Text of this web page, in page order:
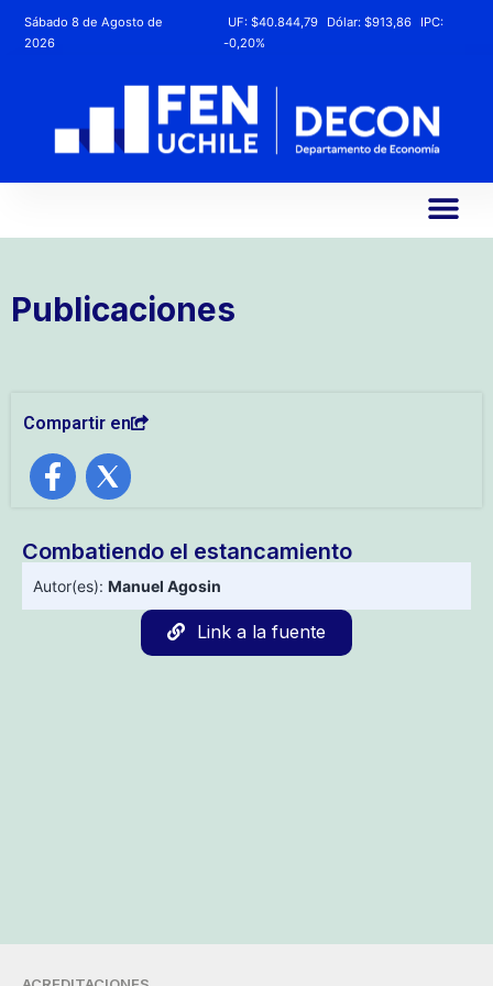
Sábado 8 de Agosto de
2026
UF:$40.844,79 Dólar:$913,86
IPC:
-0,20%
Publicaciones
Compartir en
Combatiendo el estancamiento
Autor(es): Manuel Agosin
Link a la fuente